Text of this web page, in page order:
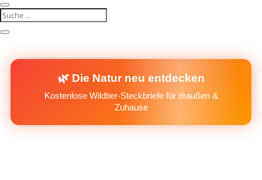
🌿 Die Natur neu entdecken
Kostenlose Wildtier-Steckbriefe für draußen &
Zuhause